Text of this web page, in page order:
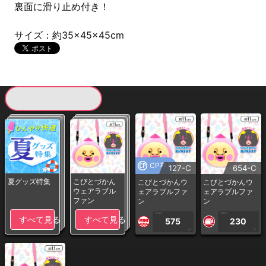
裏面に滑り止め付き！
サイズ：約35×45×45cm
夏グッズ特集
すべて見る
こびとづかん
ウェアラブル
ファン
すべて見る
CP専用127-C
こびとづかんウ
ェアラブルファ
ン
1PLAY
575
CP
654-C
こびとづかんウ
ェアラブルファ
ン
1PLAY
230
CP